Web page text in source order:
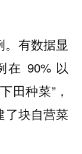
。有数据显
在 90% 以
田种菜”，
了块自营菜